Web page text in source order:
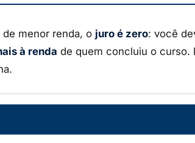
de menor renda, o juro é zero: você
à renda de quem concluiu o curso.